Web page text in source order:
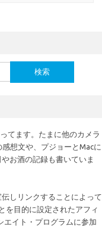
てます。たまに他のカメラ
想文や、プジョーとMacに
お酒の記録も書いていま
しリンクすることによって
を目的に設定されたアフィ
エイト・プログラムに参加